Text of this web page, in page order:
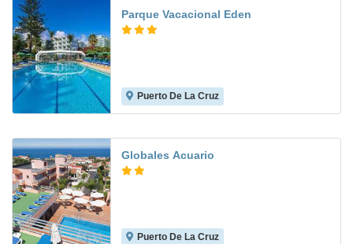
Parque Vacacional Eden
Puerto De La Cruz
Globales Acuario
Puerto De La Cruz